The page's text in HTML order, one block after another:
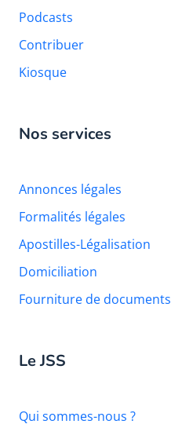
Podcasts
Contribuer
Kiosque
Nos services
Annonces légales
Formalités légales
Apostilles-Légalisation
Domiciliation
Fourniture de documents
Le JSS
Qui sommes-nous ?